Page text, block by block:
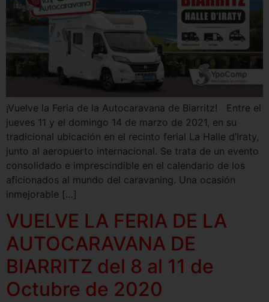
¡Vuelve la Feria de la Autocaravana de Biarritz! Entre el
jueves 11 y el domingo 14 de marzo de 2021, en su
tradicional ubicación en el recinto ferial La Halle d’Iraty,
junto al aeropuerto internacional. Se trata de un evento
consolidado e imprescindible en el calendario de los
aficionados al mundo del caravaning. Una ocasión
inmejorable […]
VUELVE LA FERIA DE LA
AUTOCARAVANA DE
BIARRITZ del 8 al 11 de
Octubre de 2020